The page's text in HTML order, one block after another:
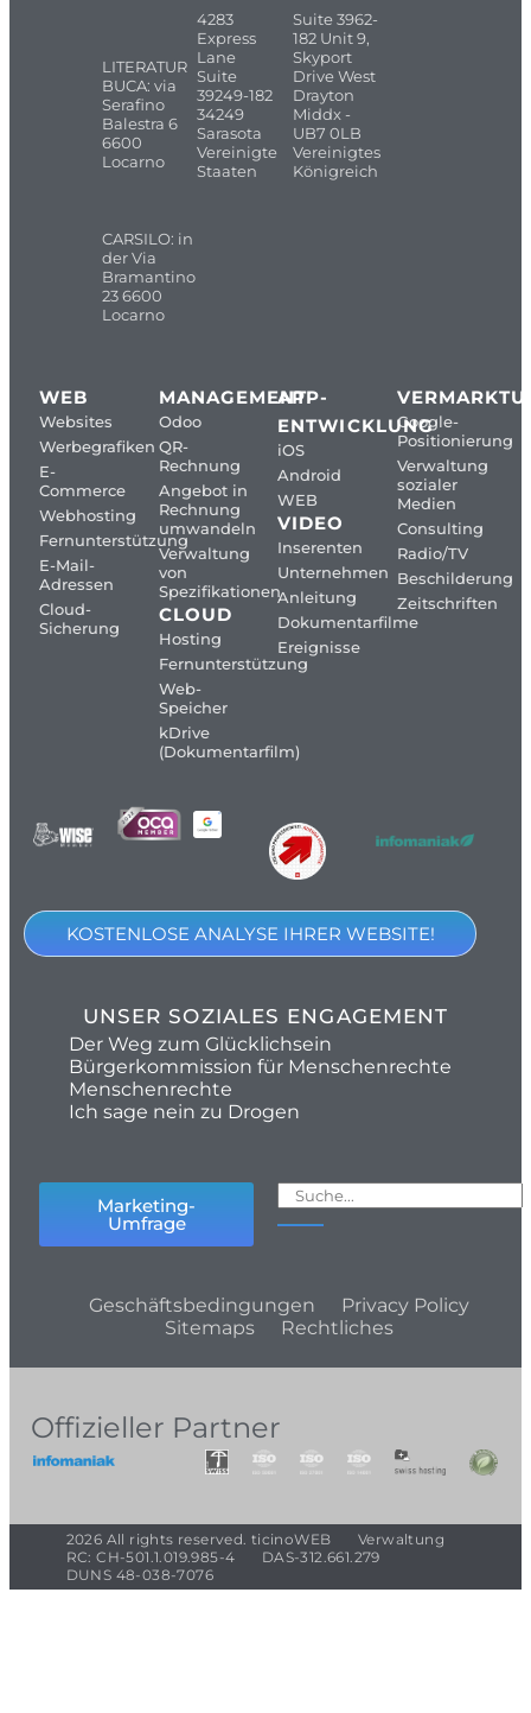
LITERATUR
BUCA: via
Serafino
Balestra 6
6600
Locarno
CARSILO: in
der Via
Bramantino
23 6600
Locarno
4283
Express
Lane
Suite
39249-182
34249
Sarasota
Vereinigte
Staaten
Suite 3962-
182 Unit 9,
Skyport
Drive West
Drayton
Middx -
UB7 0LB
Vereinigtes
Königreich
WEB
Websites
Werbegrafiken
E-
Commerce
Webhosting
Fernunterstützung
E-Mail-
Adressen
Cloud-
Sicherung
MANAGEMENT
Odoo
QR-
Rechnung
Angebot in
Rechnung
umwandeln
Verwaltung
von
Spezifikationen
CLOUD
Hosting
Fernunterstützung
Web-
Speicher
kDrive
(Dokumentarfilm)
APP-
ENTWICKLUNG
iOS
Android
WEB
VIDEO
Inserenten
Unternehmen
Anleitung
Dokumentarfilme
Ereignisse
Google-
Positionierung
Verwaltung
sozialer
Medien
Consulting
Radio/TV
Beschilderung
Zeitschriften
KOSTENLOSE ANALYSE IHRER WEBSITE!
UNSER SOZIALES ENGAGEMENT
Der Weg zum Glücklichsein
Bürgerkommission für Menschenrechte
Menschenrechte
Ich sage nein zu Drogen
Marketing-
Umfrage
Geschäftsbedingungen
Privacy Policy
Sitemaps
Rechtliches
Offizieller Partner
2026 All rights reserved. ticinoWEB
Verwaltung
RC: CH-501.1.019.985-4
DAS-312.661.279
DUNS 48-038-7076